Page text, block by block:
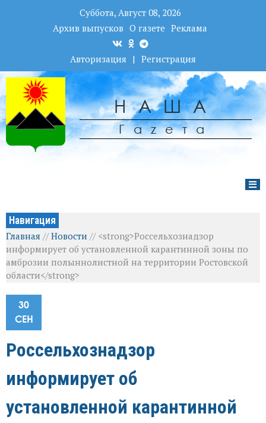
Суббота, Август 08, 2026
Архив выпусков О газете Реклама
Авторизация | Регистрация
НАША
Гаzета
Навигация
Главная //Новости // <strong>Россельхознадзор
информирует об установленной карантинной зоны по
амброзии полыннолистной на территории Ростовской
области</strong>
30
СЕН
Россельхознадзор
информирует об
установленной карантинной